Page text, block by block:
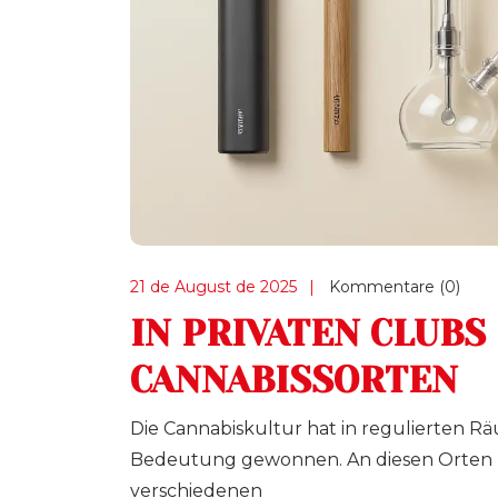
21 de August de 2025 Kommentare (0)
IN PRIVATEN
CANNABISSORTEN
Die Cannabiskultur hat in regulierten
Bedeutung gewonnen. An diesen
verschiedenen